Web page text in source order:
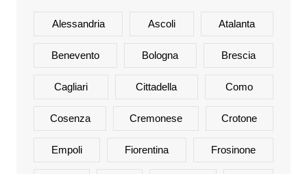
Alessandria Ascoli Atalanta
Benevento Bologna Brescia
Cagliari Cittadella Como
Cosenza Cremonese Crotone
Empoli Fiorentina Frosinone